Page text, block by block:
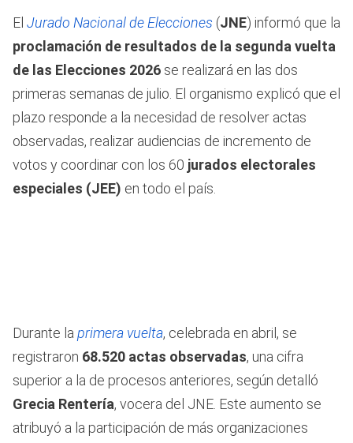
El Jurado Nacional de Elecciones (JNE) informó que la
proclamación de resultados de la segunda vuelta
de las Elecciones 2026 se realizará en las dos
primeras semanas de julio. El organismo explicó que el
plazo responde a la necesidad de resolver actas
observadas, realizar audiencias de incremento de
votos y coordinar con los 60 jurados electorales
especiales (JEE) en todo el país.
Durante la primera vuelta, celebrada en abril, se
registraron 68.520 actas observadas, una cifra
superior a la de procesos anteriores, según detalló
Grecia Rentería, vocera del JNE. Este aumento se
atribuyó a la participación de más organizaciones